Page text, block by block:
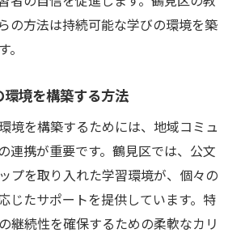
の方法は持続可能な学びの環境を築
境を構築する方法
境を構築するためには、地域コミュ
連携が重要です。鶴見区では、公文
プを取り入れた学習環境が、個々の
じたサポートを提供しています。特
継続性を確保するための柔軟なカリ